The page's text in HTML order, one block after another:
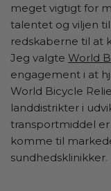
meget vigtigt for
talentet og viljen
redskaberne til at
Jeg valgte World
engagement i at
World Bicycle
landdistrikter i
transportmiddel
komme til
sundhedsklinikker.